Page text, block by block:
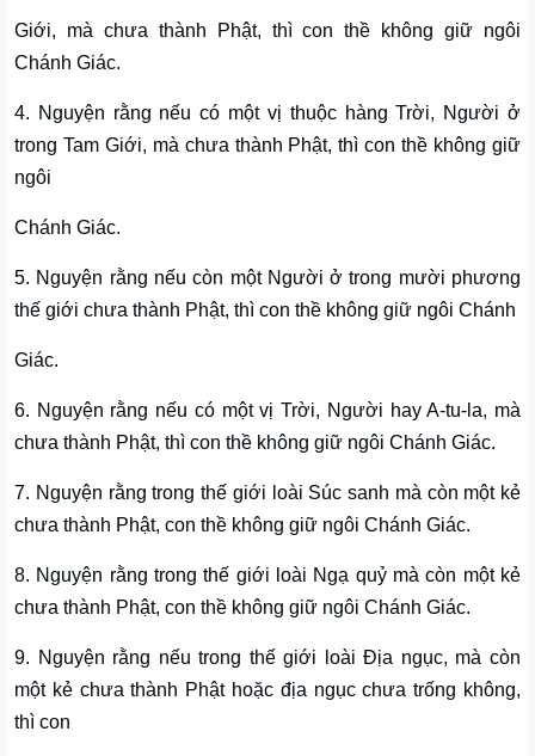
Giới, mà chưa thành Phật, thì con thề không giữ ngôi
Chánh Giác.
4. Nguyện rằng nếu có một vị thuộc hàng Trời, Người ở
trong Tam Giới, mà chưa thành Phật, thì con thề không giữ
ngôi
Chánh Giác.
5. Nguyện rằng nếu còn một Người ở trong mười phương
thế giới chưa thành Phật, thì con thề không giữ ngôi Chánh
Giác.
6. Nguyện rằng nếu có một vị Trời, Người hay A-tu-la, mà
chưa thành Phật, thì con thề không giữ ngôi Chánh Giác.
7. Nguyện rằng trong thế giới loài Súc sanh mà còn một kẻ
chưa thành Phật, con thề không giữ ngôi Chánh Giác.
8. Nguyện rằng trong thế giới loài Ngạ quỷ mà còn một kẻ
chưa thành Phật, con thề không giữ ngôi Chánh Giác.
9. Nguyện rằng nếu trong thế giới loài Ðịa ngục, mà còn
một kẻ chưa thành Phật hoặc địa ngục chưa trống không,
thì con